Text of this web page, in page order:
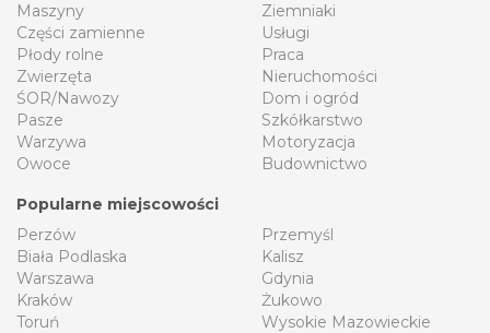
Maszyny
Części zamienne
Płody rolne
Zwierzęta
ŚOR/Nawozy
Pasze
Warzywa
Owoce
Ziemniaki
Usługi
Praca
Nieruchomości
Dom i ogród
Szkółkarstwo
Motoryzacja
Budownictwo
Popularne miejscowości
Perzów
Biała Podlaska
Warszawa
Kraków
Toruń
Przemyśl
Kalisz
Gdynia
Żukowo
Wysokie Mazowieckie